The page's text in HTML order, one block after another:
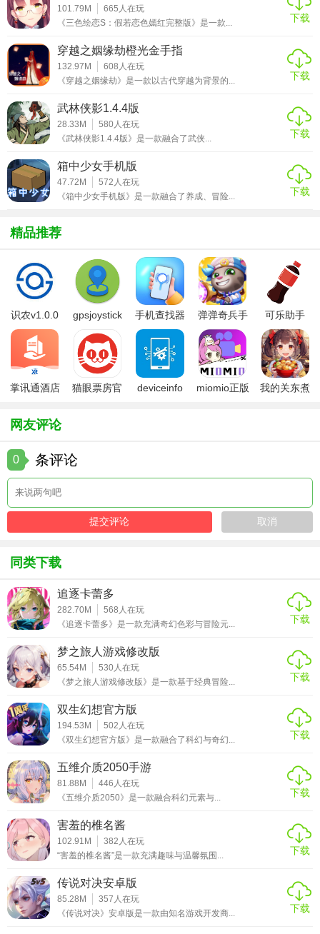
【手游特色】
1.精致唯美神话世界壮美山河任你欣赏，恢宏世界驰骋冒险，
九州大陆探究历练。
技术畅爽对战不同敌人。
3.跌宕起伏剧情自由来探究，解锁躲藏副本使命获取顶级装
备，精彩绝伦玩法任你叱咤九州。
【手游亮点】
的人物来实现特殊的武术；
2、首要的宗门供你挑选，炫酷技术技和独特的武器供你学习
运用；
3、聚集来自世界各地的帅哥女孩，在网上亲密互动，还可以
在游戏中成婚生子；
4、玩法立异的仙侠类手机游戏，激烈的游戏对局应战，面临
强壮的对手也不用害怕。
1、很震撼的场景营建，拥有着完美的故事剧情，带来的每一
场战役都显得酣畅淋漓；
2、成为这仙侠世界里的强壮主宰者，不断探究上古的隐秘，
在修行中逐步变得强壮起来；
3、种种仙法的修行将变得更加的有趣，并且具有许多高难度
【手游点评】
这是一款在大型的奇幻修真手游，一场蓄意已久的诡计正在
这儿打开，多年的恩恩怨怨终于到了了结的时候了。玩家会
本相，想要化解这一场恩怨，不料，这是一场解不开的仇，
两边只要你死我活的下场才干罢休，最终你挑选与恶势力对
101.79M 665 人在玩
《三色绘恋S：假若恋色嫣红完整版》是一款...
下载
穿越之姻缘劫橙光金手指
132.97M 608 人在玩
《穿越之姻缘劫》是一款以古代穿越为背景的...
下载
武林侠影1.4.4版
28.33M 580人在玩
《武林侠影1.4.4版》是一款融合了武侠...
下载
箱中少女手机版
47.72M 572 人在玩
《箱中少女手机版》是一款融合了养成、冒险...
下载
精品推荐
识农v1.0.0
gpsjoystick
手机查找器
app
弹弹奇兵手
游免费版
可乐助手
5.26版本
掌讯通酒店
猫眼票房官
deviceinfo
miomio正版
我的关东煮
网友评论
0 条评论
同类下载
追逐卡蕾多
282.70M 568 人在玩
《追逐卡蕾多》是一款充满奇幻色彩与冒险元...
下载
梦之旅人游戏修改版
65.54M 530 人在玩
《梦之旅人游戏修改版》是一款基于经典冒险...
下载
双生幻想官方版
194.53M 502 人在玩
《双生幻想官方版》是一款融合了科幻与奇幻...
下载
五维介质2050手游
81.88M 446 人在玩
《五维介质2050》是一款融合科幻元素与...
下载
害羞的椎名酱
102.91M 382 人在玩
“害羞的椎名酱”是一款充满趣味与温馨氛围...
下载
传说对决安卓版
85.28M 357 人在玩
《传说对决》安卓版是一款由知名游戏开发商...
下载